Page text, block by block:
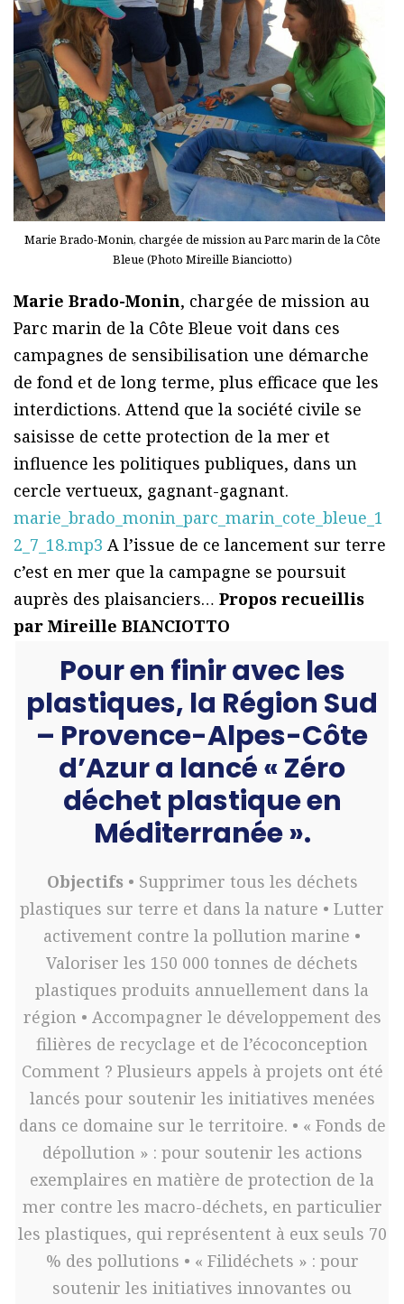
Marie Brado-Monin, chargée de mission au Parc marin de la Côte
Bleue (Photo Mireille Bianciotto)
Marie Brado-Monin, chargée de mission au
Parc marin de la Côte Bleue voit dans ces
campagnes de sensibilisation une démarche
de fond et de long terme, plus efficace que les
interdictions. Attend que la société civile se
saisisse de cette protection de la mer et
influence les politiques publiques, dans un
cercle vertueux, gagnant-gagnant.
marie_brado_monin_parc_marin_cote_bleue_1
2_7_18.mp3 A l’issue de ce lancement sur terre
c’est en mer que la campagne se poursuit
auprès des plaisanciers… Propos recueillis
par Mireille BIANCIOTTO
Pour en finir avec les
plastiques, la Région Sud
– Provence-Alpes-Côte
d’Azur a lancé « Zéro
déchet plastique en
Méditerranée ».
Objectifs• Supprimer tous les déchets
plastiques sur terre et dans la nature • Lutter
activement contre la pollution marine •
Valoriser les 150 000 tonnes de déchets
plastiques produits annuellement dans la
région • Accompagner le développement des
filières de recyclage et de l’écoconception
Comment ? Plusieurs appels à projets ont été
lancés pour soutenir les initiatives menées
dans ce domaine sur le territoire. • « Fonds de
dépollution » : pour soutenir les actions
exemplaires en matière de protection de la
mer contre les macro-déchets, en particulier
les plastiques, qui représentent à eux seuls 70
% des pollutions • « Filidéchets » : pour
soutenir les initiatives innovantes ou